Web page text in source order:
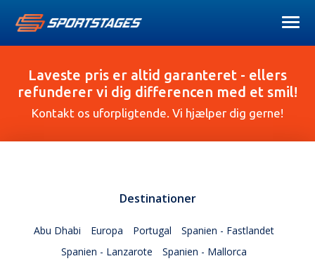
Laveste pris er altid garanteret - ellers
refunderer vi dig differencen med et smil!
Kontakt os uforpligtende. Vi hjælper dig gerne!
Destinationer
Abu Dhabi Europa Portugal
Spanien - Fastlandet
Spanien - Lanzarote
Spanien - Mallorca